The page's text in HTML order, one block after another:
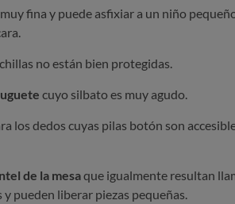
fina y puede asfixiar a un niño
no están bien protegidas.
cuyo silbato es muy agudo.
los dedos cuyas pilas botón son
de la mesaque igualmente resultan
pueden liberar piezas pequeñas.